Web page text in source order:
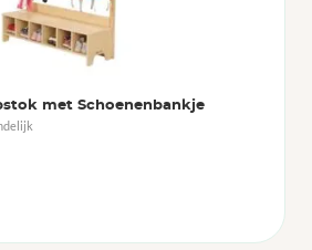
met Schoenenbankje